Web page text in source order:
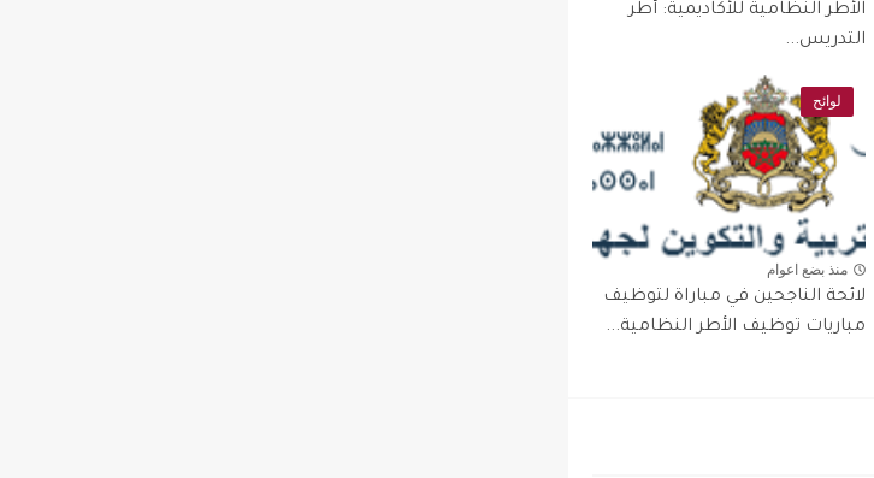
الأطر النظامية للأكاديمية: أطر
التدريس...
لوائح
منذ بضع اعوام
لائحة الناجحين في مباراة لتوظيف
مباريات توظيف الأطر النظامية...